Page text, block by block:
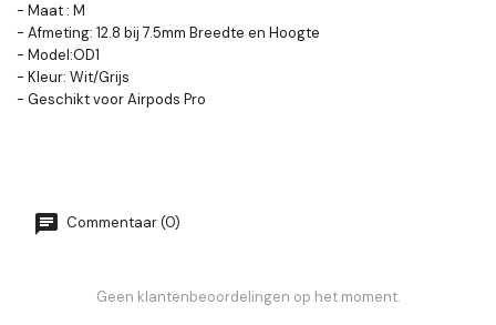
- Maat : M
- Afmeting: 12.8 bij 7.5mm Breedte en Hoogte
- Model:OD1
- Kleur: Wit/Grijs
- Geschikt voor Airpods Pro
Commentaar (0)
Geen klantenbeoordelingen op het moment.